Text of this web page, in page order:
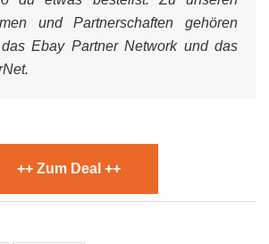
und Partnerschaften gehören
Ebay Partner Network und das
++ Zum Deal ++